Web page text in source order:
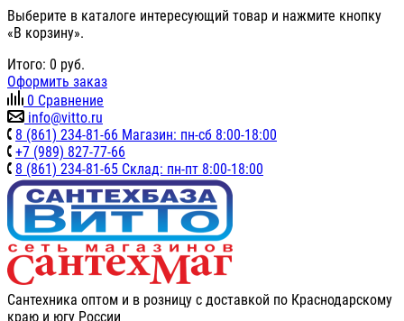
Выберите в каталоге интересующий товар и нажмите кнопку
«В корзину».
Итого: 0 руб.
Оформить заказ
0 Сравнение
info@vitto.ru
8 (861) 234-81-66 Магазин: пн-сб 8:00-18:00
+7 (989) 827-77-66
8 (861) 234-81-65 Склад: пн-пт 8:00-18:00
Сантехника оптом и в розницу с доставкой по Краснодарскому
краю и югу России